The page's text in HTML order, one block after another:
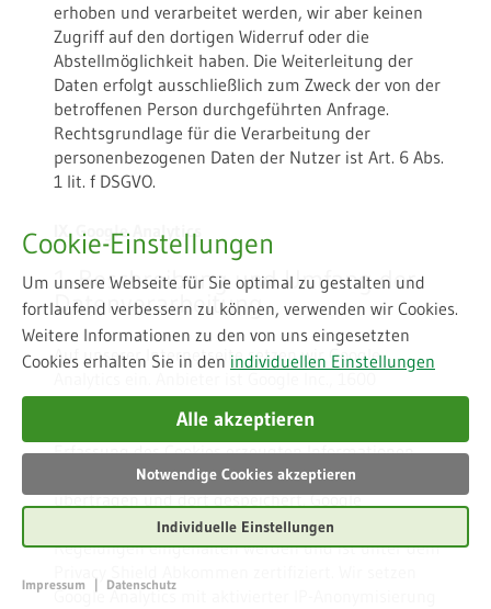
erhoben und verarbeitet werden, wir aber keinen
Zugriff auf den dortigen Widerruf oder die
Abstellmöglichkeit haben. Die Weiterleitung der
Daten erfolgt ausschließlich zum Zweck der von der
betroffenen Person durchgeführten Anfrage.
Rechtsgrundlage für die Verarbeitung der
personenbezogenen Daten der Nutzer ist Art. 6 Abs.
1 lit. f DSGVO.
IX. Google Analytics
1. Beschreibung und Umfang der
Datenverarbeitung
Auf unserer Internetseite setzen wir Google
Amphitheatre Parkway Mountain View, CA, 94043,
USA. Google verwendet Cookies (s.o.). Die aus der
Erfassung des Cookies erzeugten Informationen
werden an einen Server von Google in den USA
übertragen und dort gespeichert. Google
gewährleistet, dass die datenschutzrechtlichen
Regelungen eingehalten werden und ist unter dem
Google Analytics mit aktivierter IP-Anonymisierung
Cookie-Einstellungen
Um unsere Webseite für Sie optimal zu gestalten und
fortlaufend verbessern zu können, verwenden wir Cookies.
Weitere Informationen zu den von uns eingesetzten
Cookies erhalten Sie in den individuellen Einstellungen
Alle akzeptieren
Notwendige Cookies akzeptieren
Impressum | Datenschutz
Individuelle Einstellungen